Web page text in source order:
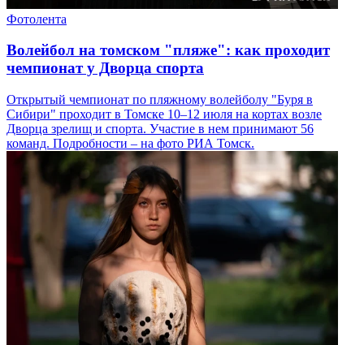
Фотолента
Волейбол на томском "пляже": как проходит
чемпионат у Дворца спорта
Открытый чемпионат по пляжному волейболу "Буря в
Сибири" проходит в Томске 10–12 июля на кортах возле
Дворца зрелищ и спорта. Участие в нем принимают 56
команд. Подробности – на фото РИА Томск.